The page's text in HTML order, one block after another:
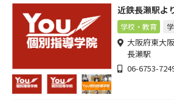
近鉄長瀬駅よ
学校・教育
大阪府東大
長瀬駅
06-6753-